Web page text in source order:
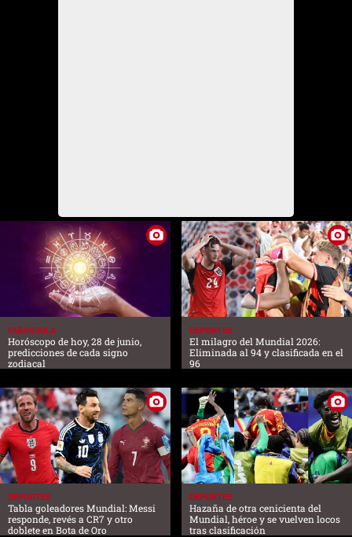
FARANDULA
Horóscopo de hoy, 28 de junio,
predicciones de cada signo
zodiacal
DEPORTES
El milagro del Mundial 2026:
Eliminada al 94 y clasificada en el
96
DEPORTES
Tabla goleadores Mundial: Messi
responde, revés a CR7 y otro
doblete en Bota de Oro
DEPORTES
Hazaña de otra cenicienta del
Mundial, héroe y se vuelven locos
tras clasificación